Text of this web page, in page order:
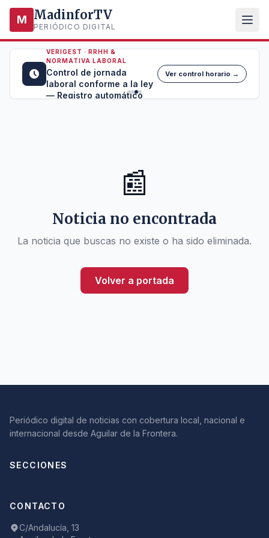
M MadinforTV
PERIÓDICO DIGITAL
VERIGEST · RRHH &
NORMATIVA LABORAL
Control de jornada
laboral conforme a la ley
— Registro automático
Ver control horario →
📰
Noticia no encontrada
La noticia que buscas no existe o ha sido eliminada.
Volver a portada
Periódico digital de noticias con cobertura local, nacional e
internacional desde Aguilar de la Frontera.
SECCIONES
CONTACTO
C/Andalucía, 13